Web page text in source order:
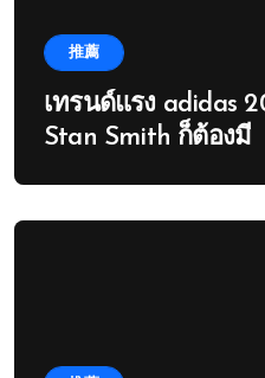
推薦
เทรนด์แรง adidas
Stan Smith ก็ต้องมี